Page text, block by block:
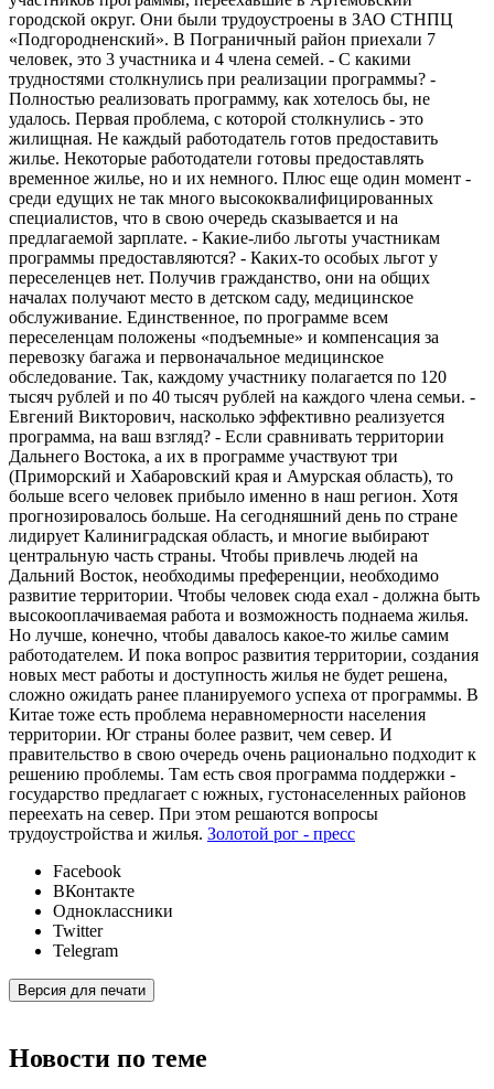
городской округ. Они были трудоустроены в ЗАО СТНПЦ
«Подгородненский». В Пограничный район приехали 7
человек, это 3 участника и 4 члена семей. - С какими
трудностями столкнулись при реализации программы? -
Полностью реализовать программу, как хотелось бы, не
удалось. Первая проблема, с которой столкнулись - это
жилищная. Не каждый работодатель готов предоставить
жилье. Некоторые работодатели готовы предоставлять
временное жилье, но и их немного. Плюс еще один момент -
среди едущих не так много высококвалифицированных
специалистов, что в свою очередь сказывается и на
предлагаемой зарплате. - Какие-либо льготы участникам
программы предоставляются? - Каких-то особых льгот у
переселенцев нет. Получив гражданство, они на общих
началах получают место в детском саду, медицинское
обслуживание. Единственное, по программе всем
переселенцам положены «подъемные» и компенсация за
перевозку багажа и первоначальное медицинское
обследование. Так, каждому участнику полагается по 120
тысяч рублей и по 40 тысяч рублей на каждого члена семьи. -
Евгений Викторович, насколько эффективно реализуется
программа, на ваш взгляд? - Если сравнивать территории
Дальнего Востока, а их в программе участвуют три
(Приморский и Хабаровский края и Амурская область), то
больше всего человек прибыло именно в наш регион. Хотя
прогнозировалось больше. На сегодняшний день по стране
лидирует Калиниградская область, и многие выбирают
центральную часть страны. Чтобы привлечь людей на
Дальний Восток, необходимы преференции, необходимо
развитие территории. Чтобы человек сюда ехал - должна быть
высокооплачиваемая работа и возможность поднаема жилья.
Но лучше, конечно, чтобы давалось какое-то жилье самим
работодателем. И пока вопрос развития территории, создания
новых мест работы и доступность жилья не будет решена,
сложно ожидать ранее планируемого успеха от программы. В
Китае тоже есть проблема неравномерности населения
территории. Юг страны более развит, чем север. И
правительство в свою очередь очень рационально подходит к
решению проблемы. Там есть своя программа поддержки -
государство предлагает с южных, густонаселенных районов
переехать на север. При этом решаются вопросы
трудоустройства и жилья. Золотой рог - пресс
Facebook
ВКонтакте
Одноклассники
Twitter
Telegram
Версия для печати
Новости по теме